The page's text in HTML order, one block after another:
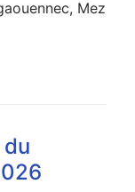
Mez
du